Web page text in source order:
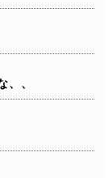
、、